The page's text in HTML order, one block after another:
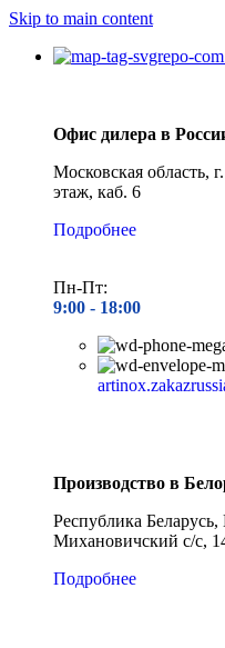
Skip to main content
Офис дилера в
Московская область,
этаж, каб. 6
Подробнее
Пн-Пт:
9:00 - 18:00
Производство в
Республика
Михановичский с/с,
Подробнее